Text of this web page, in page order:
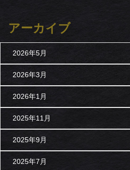
アーカイブ
2026年5月
2026年3月
2026年1月
2025年11月
2025年9月
2025年7月